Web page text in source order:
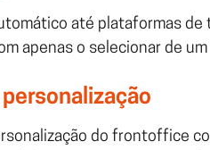
até plataformas de
apenas o selecionar de
do frontoffice